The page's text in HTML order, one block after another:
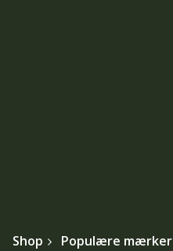
Shop Populære mærker